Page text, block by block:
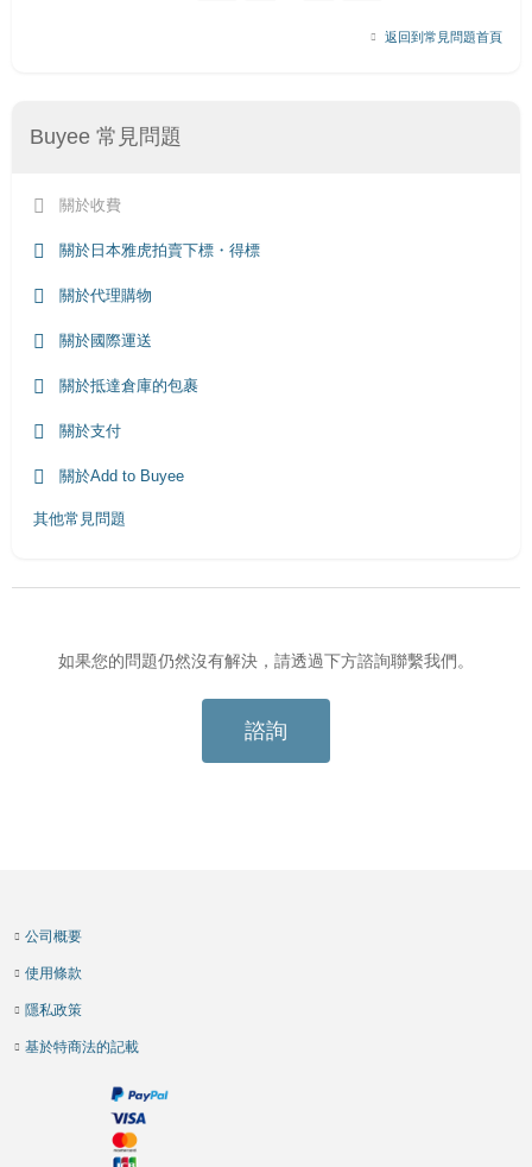
Buyee 常見問題
關於收費
關於日本雅虎拍賣下標・得標
關於代理購物
關於國際運送
關於抵達倉庫的包裹
關於支付
關於Add to Buyee
其他常見問題
返回到常見問題首頁
如果您的問題仍然沒有解決，請透過下方諮詢聯繫我們。
諮詢
公司概要
使用條款
隱私政策
基於特商法的記載